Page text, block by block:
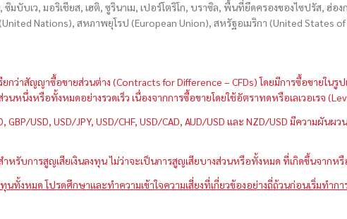
มบับเว, มอริเชียส, เฮติ, ซูรินาเม, เปอร์โตริโก, บราซิล, พื้นที่ยึดครองของไซปรัส, ฮ่อ
Nations), สหภาพยุโรป (European Union), สหรัฐอเมริกา (United States
ว่าสัญญาซื้อขายส่วนต่าง (Contracts for Difference – CFDs) โดยมีการซื้อขายใ
นหนึ่งหรือทั้งหมดอย่างรวดเร็ว เนื่องจากการซื้อขายโดยใช้อัตราทดหรือเลเวอเรจ
USD, USD/JPY, USD/CHF, USD/CAD, AUD/USD และ NZD/USD มีความผัน
รับการสูญเสียเงินลงทุน ไม่ว่าจะเป็นการสูญเสียบางส่วนหรือทั้งหมด ที่เกิดขึ้นจากหรื
ทั้งหมด โปรดศึกษาและทำความเข้าใจความเสี่ยงที่เกี่ยวข้องอย่างถี่ถ้วนก่อนเริ่มทำกา